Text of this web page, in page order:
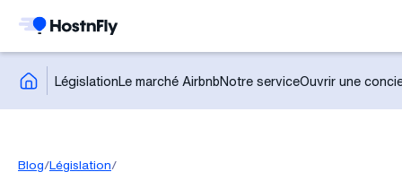
LégislationLe marché AirbnbNotre serviceOuvrir une
Blog/Législation/